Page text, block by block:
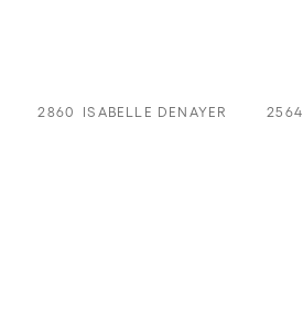
2860 ISABELLE DENAYER 2564